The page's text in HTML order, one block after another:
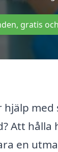
gratis
hjälp
Att hålla
en